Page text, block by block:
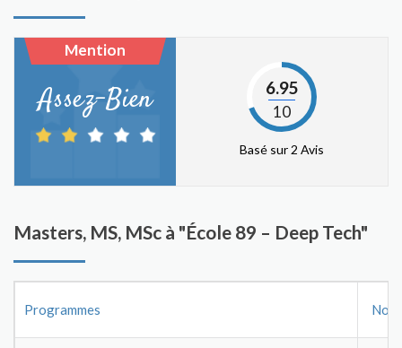
Mention
Assez-Bien 6.95
10
Basé sur 2 Avis
Masters, MS, MSc à "École 89 – Deep Tech"
Programmes Note